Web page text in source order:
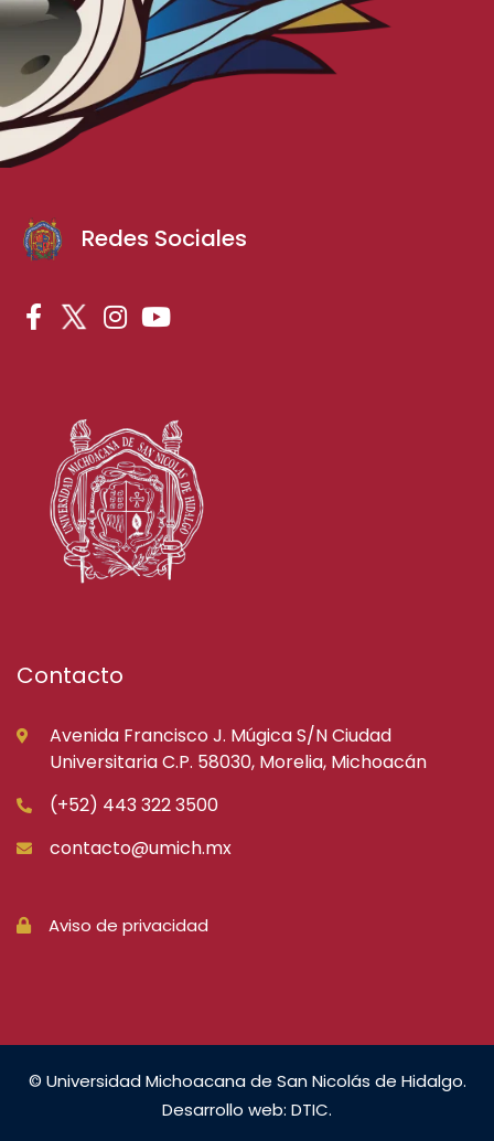
Redes Sociales
Contacto
Avenida Francisco J. Múgica S/N Ciudad
Universitaria C.P. 58030, Morelia, Michoacán
(+52) 443 322 3500
contacto@umich.mx
Aviso de privacidad
© Universidad Michoacana de San Nicolás de Hidalgo.
Desarrollo web: DTIC.